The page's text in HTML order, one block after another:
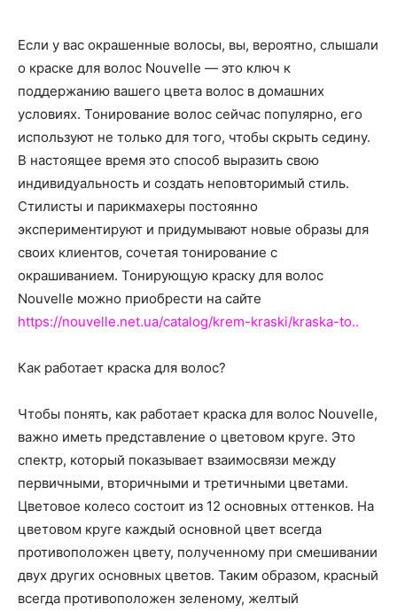
о
нем
Если у вас окрашенные волосы, вы, вероятно, слышали
о краске для волос Nouvelle — это ключ к
поддержанию вашего цвета волос в домашних
условиях. Тонирование волос сейчас популярно, его
используют не только для того, чтобы скрыть седину.
В настоящее время это способ выразить свою
индивидуальность и создать неповторимый стиль.
Стилисты и парикмахеры постоянно
экспериментируют и придумывают новые образы для
своих клиентов, сочетая тонирование с
окрашиванием. Тонирующую краску для волос
Nouvelle можно приобрести на сайте
https://nouvelle.net.ua/catalog/krem-kraski/kraska-to..
Как работает краска для волос?
Чтобы понять, как работает краска для волос Nouvelle,
важно иметь представление о цветовом круге. Это
спектр, который показывает взаимосвязи между
первичными, вторичными и третичными цветами.
Цветовое колесо состоит из 12 основных оттенков. На
цветовом круге каждый основной цвет всегда
противоположен цвету, полученному при смешивании
двух других основных цветов. Таким образом, красный
всегда противоположен зеленому, желтый